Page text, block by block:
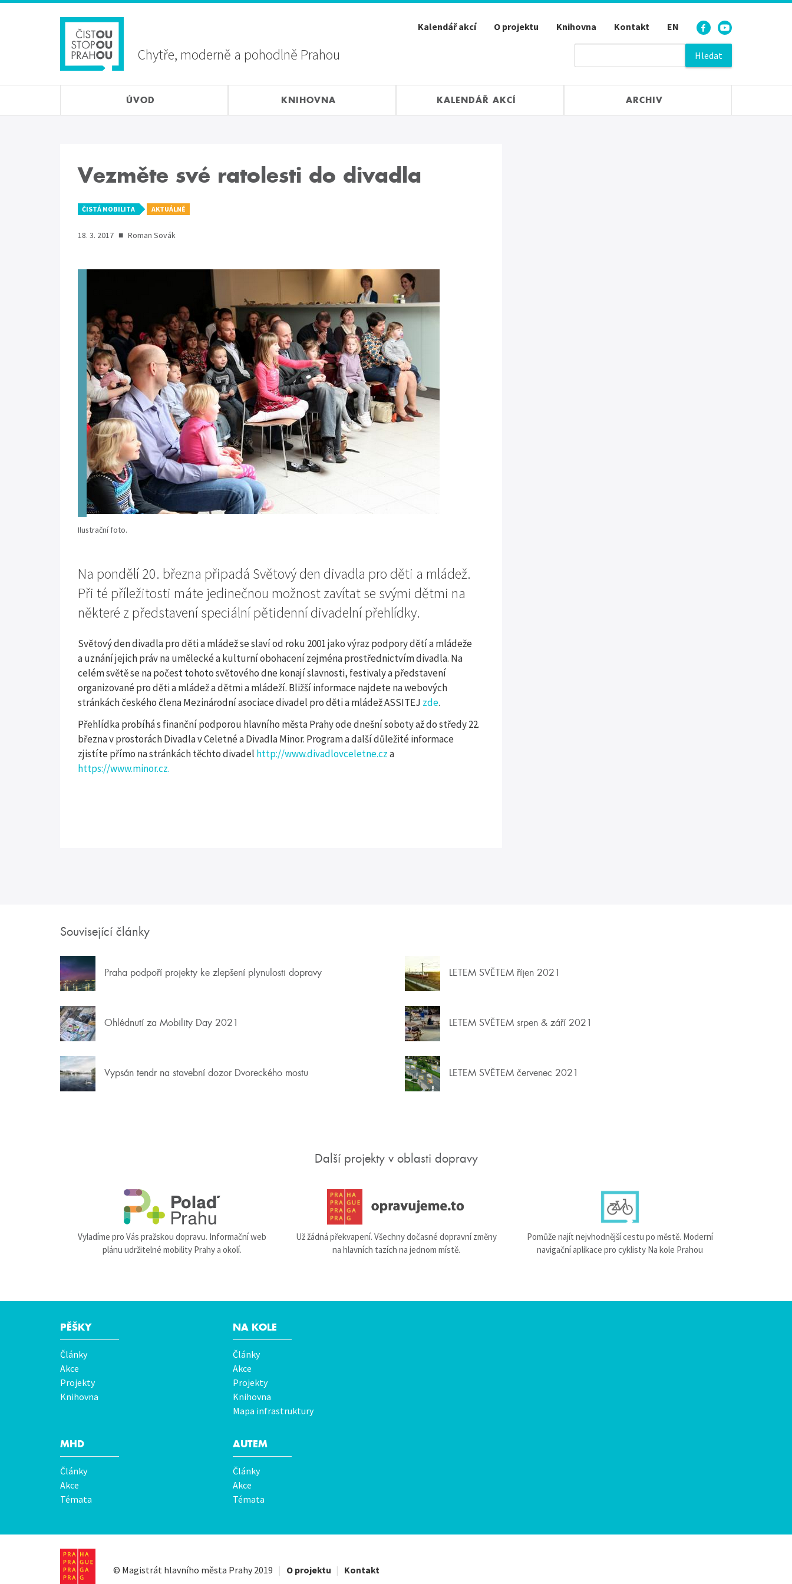
Chytře, moderně a pohodlně Prahou
menu
Kalendář akcí O projektu Knihovna Kontakt EN
ÚVOD KNIHOVNA KALENDÁŘ AKCÍ ARCHIV
Vezměte své ratolesti do divadla
ČISTÁ MOBILITA AKTUÁLNĚ
18. 3. 2017 ■ Roman Sovák
Ilustrační foto.
Na pondělí 20. března připadá Světový den divadla pro děti a mládež.
Při té příležitosti máte jedinečnou možnost zavítat se svými dětmi na
některé z představení speciální pětidenní divadelní přehlídky.
Světový den divadla pro děti a mládež se slaví od roku 2001 jako výraz podpory dětí a mládeže
a uznání jejich práv na umělecké a kulturní obohacení zejména prostřednictvím divadla. Na
celém světě se na počest tohoto světového dne konají slavnosti, festivaly a představení
organizované pro děti a mládež a dětmi a mládeží. Bližší informace najdete na webových
stránkách českého člena Mezinárodní asociace divadel pro děti a mládež ASSITEJ zde.
Přehlídka probíhá s finanční podporou hlavního města Prahy ode dnešní soboty až do středy 22.
března v prostorách Divadla v Celetné a Divadla Minor. Program a další důležité informace
zjistíte přímo na stránkách těchto divadel http://www.divadlovceletne.cza
https://www.minor.cz.
Související články
Praha podpoří projekty ke zlepšení plynulosti dopravy LETEM SVĚTEM říjen 2021
Ohlédnutí za Mobility Day 2021 LETEM SVĚTEM srpen & září 2021
Vypsán tendr na stavební dozor Dvoreckého mostu LETEM SVĚTEM červenec 2021
Další projekty v oblasti dopravy
Vyladíme pro Vás pražskou dopravu. Informační web
plánu udržitelné mobility Prahy a okolí.
Už žádná překvapení. Všechny dočasné dopravní změny
na hlavních tazích na jednom místě.
Pomůže najít nejvhodnější cestu po městě. Moderní
navigační aplikace pro cyklisty Na kole Prahou
Hlavní
menu
PĚŠKY
Články
Akce
Projekty
Knihovna
NA KOLE
Články
Akce
Projekty
Knihovna
Mapa infrastruktury
MHD
Články
Akce
Témata
AUTEM
Články
Akce
Témata
© Magistrát hlavního města Prahy 2019 | O projektu | Kontakt